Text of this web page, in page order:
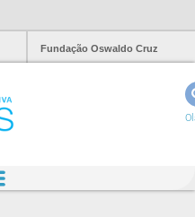
Fundação Oswaldo Cruz